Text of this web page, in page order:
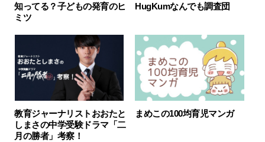
知ってる？子どもの発育のヒ
ミツ
HugKumなんでも調査団
教育ジャーナリストおおたと
しまさの中学受験ドラマ「二
月の勝者」考察！
まめこの100均育児マンガ